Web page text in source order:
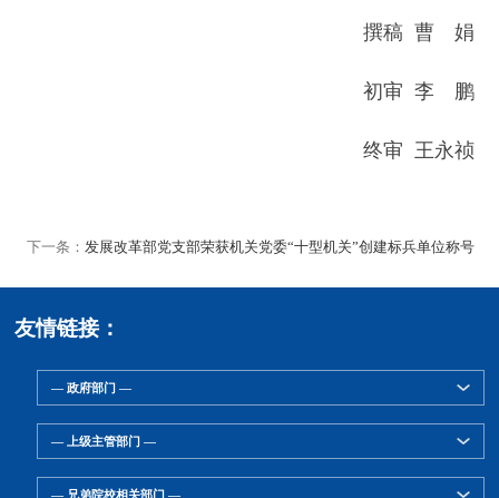
撰稿 曹 娟
初审 李 鹏
终审 王永祯
下一条： 发展改革部党支部荣获机关党委“十型机关”创建标兵单位称号
友情链接：
— 政府部门 —
— 上级主管部门 —
— 兄弟院校相关部门 —